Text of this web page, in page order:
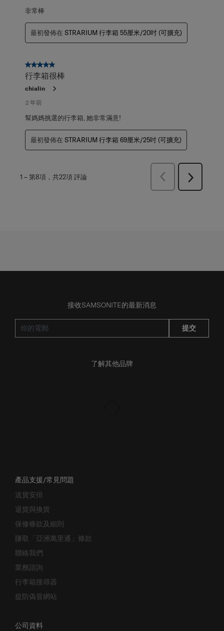
非常棒
最初發佈在 STRARIUM 行李箱 55厘米/20吋 (可擴充)
5星，共5星。
行李箱很棒
chialin
2 年前
幫媽媽挑選的行李箱, 她非常滿意!
最初發佈在 STRARIUM 行李箱 69厘米/25吋 (可擴充)
1 –第8項，共22項評論
上
下
接收SAMSONITE的最新消息
提交
了解其他品牌
產品支援/常見問題
送貨安排
退貨與換貨
保修條款及細則
賺取「亞洲萬里通」條款
聯絡我們
業務諮詢
行李箱搜尋器
提防偽冒網站
公司資料